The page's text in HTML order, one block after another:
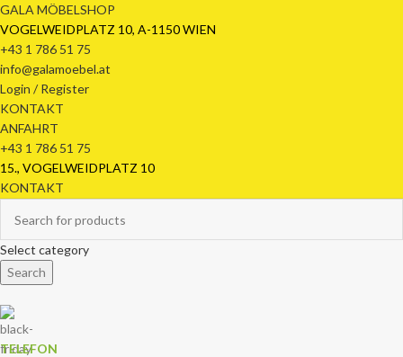
GALA MÖBELSHOP
VOGELWEIDPLATZ 10, A-1150 WIEN
+43 1 786 51 75
info@galamoebel.at
Login / Register
KONTAKT
ANFAHRT
+43 1 786 51 75
15., VOGELWEIDPLATZ 10
KONTAKT
Select category
Search
TELEFON